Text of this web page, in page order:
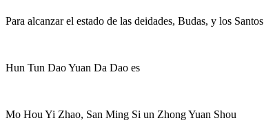
Para alcanzar el estado de las deidades, Budas, y los Santos
Hun Tun Dao Yuan Da Dao es
Mo Hou Yi Zhao, San Ming Si un Zhong Yuan Shou